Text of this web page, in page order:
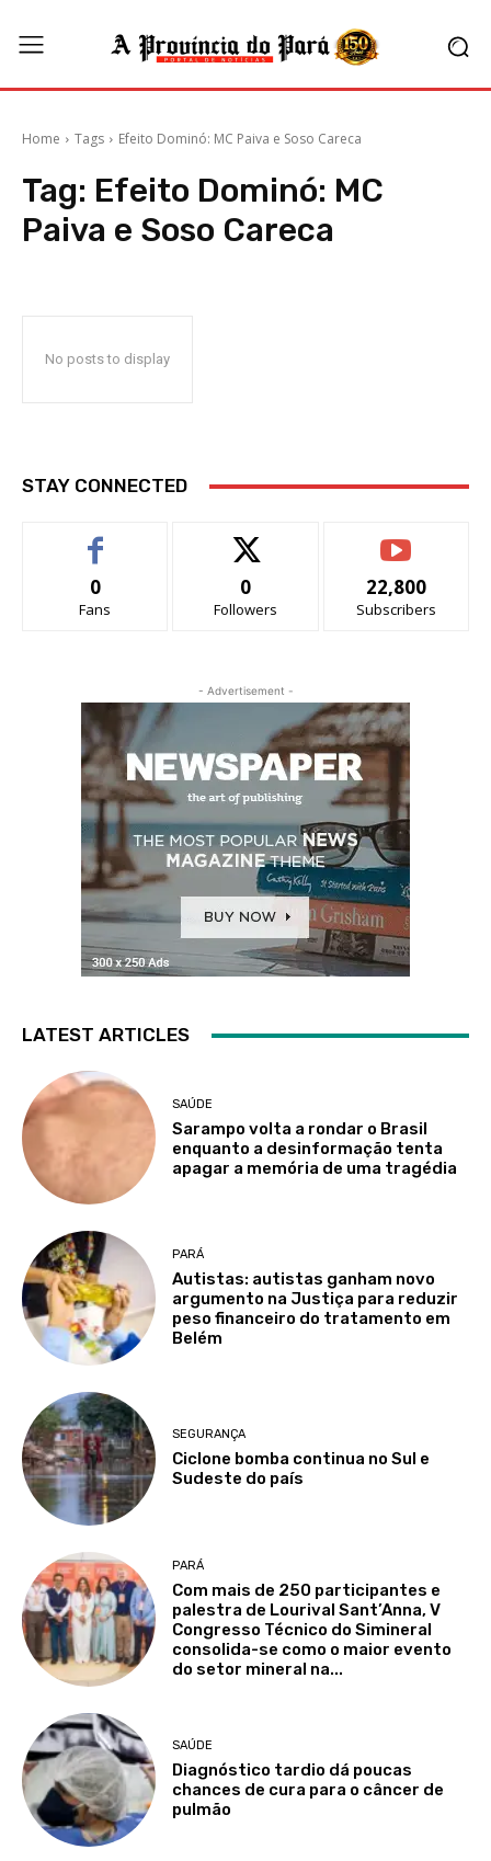
Home Tags Efeito Dominó: MC Paiva e Soso Careca
Tag: Efeito Dominó: MC
Paiva e Soso Careca
No posts to display
STAY CONNECTED
0
Fans
0
Followers
22,800
Subscribers
- Advertisement -
LATEST ARTICLES
SAÚDE
Sarampo volta a rondar o Brasil
enquanto a desinformação tenta
apagar a memória de uma tragédia
PARÁ
Autistas: autistas ganham novo
argumento na Justiça para reduzir
peso financeiro do tratamento em
Belém
SEGURANÇA
Ciclone bomba continua no Sul e
Sudeste do país
PARÁ
Com mais de 250 participantes e
palestra de Lourival Sant’Anna, V
Congresso Técnico do Simineral
consolida-se como o maior evento
do setor mineral na...
SAÚDE
Diagnóstico tardio dá poucas
chances de cura para o câncer de
pulmão